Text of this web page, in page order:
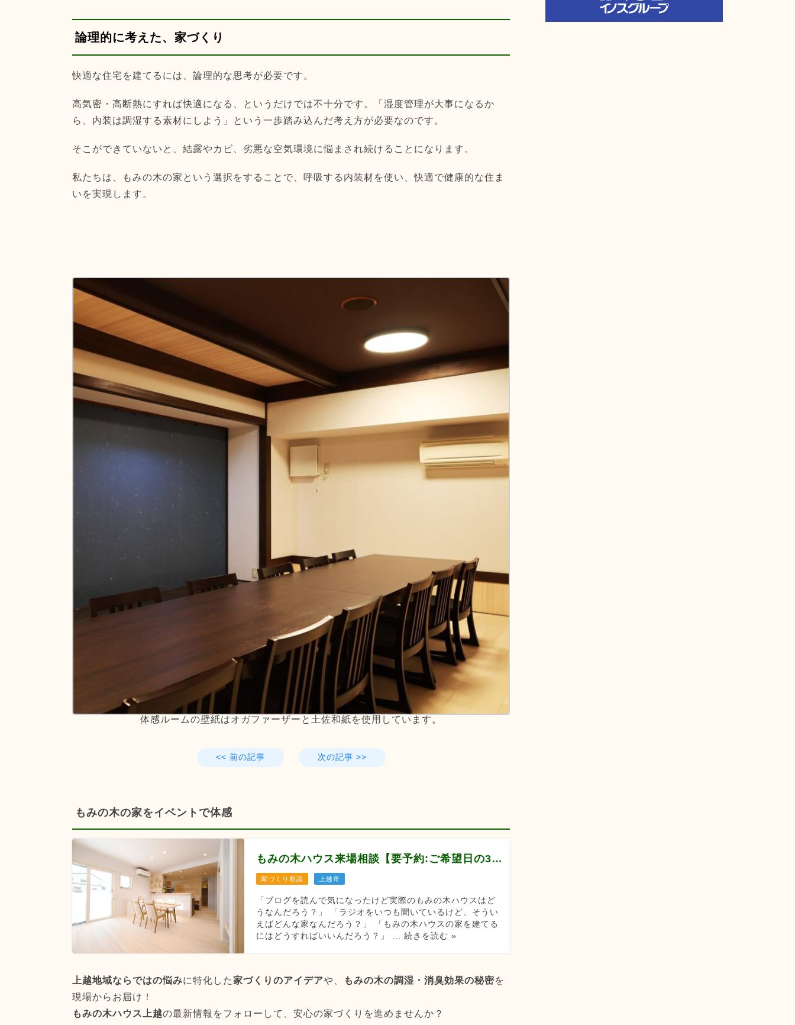
論理的に考えた、家づくり
快適な住宅を建てるには、論理的な思考が必要です。
高気密・高断熱にすれば快適になる、というだけでは不十分です。「湿度管理が大事になるか
ら、内装は調湿する素材にしよう」という一歩踏み込んだ考え方が必要なのです。
そこができていないと、結露やカビ、劣悪な空気環境に悩まされ続けることになります。
私たちは、もみの木の家という選択をすることで、呼吸する内装材を使い、快適で健康的な住ま
いを実現します。
体感ルームの壁紙はオガファーザーと土佐和紙を使用しています。
<< 前の記事 次の記事 >>
もみの木の家をイベントで体感
もみの木ハウス来場相談【要予約:ご希望日の3日前まで】
家づくり相談 上越市
「ブログを読んで気になったけど実際のもみの木ハウスはど
うなんだろう？」 「ラジオをいつも聞いているけど、そうい
えばどんな家なんだろう？」 「もみの木ハウスの家を建てる
にはどうすればいいんだろう？」 ... 続きを読む »
上越地域ならではの悩みに特化した家づくりのアイデアや、 もみの木の調湿・消臭効果の秘密を
現場からお届け！
もみの木ハウス上越の最新情報をフォローして、安心の家づくりを進めませんか？